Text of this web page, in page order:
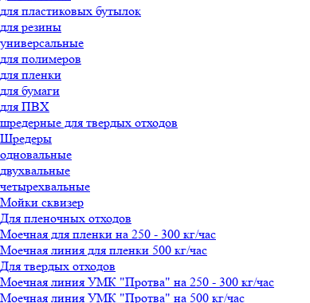
для пластиковых бутылок
для резины
универсальные
для полимеров
для пленки
для бумаги
для ПВХ
шредерные для твердых отходов
Шредеры
одновальные
двухвальные
четырехвальные
Мойки сквизер
Для пленочных отходов
Моечная для пленки на 250 - 300 кг/час
Моечная линия для пленки 500 кг/час
Для твердых отходов
Моечная линия УМК "Протва" на 250 - 300 кг/час
Моечная линия УМК "Протва" на 500 кг/час